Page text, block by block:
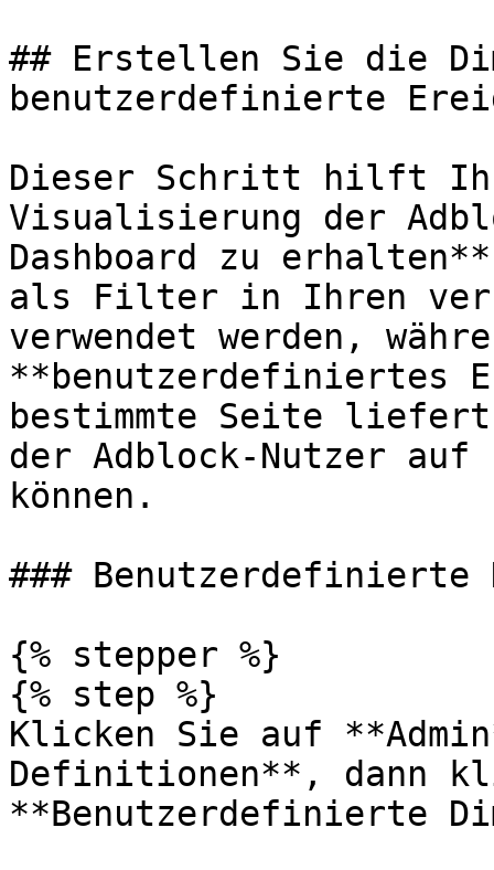
## Erstellen Sie die
benutzerdefinierte
Dieser Schritt hilft
Visualisierung der
Dashboard zu
als Filter in Ihren
verwendet werden,
**benutzerdefiniertes
bestimmte Seite
der Adblock-Nutzer
können.
### Benutzerdefinierte
{% stepper %}
{% step %}
Klicken Sie auf
Definitionen**, dann
**Benutzerdefinierte